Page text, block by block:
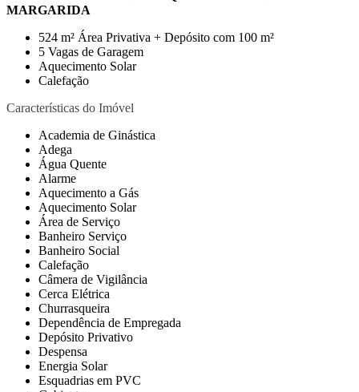
MARGARIDA
524 m² Área Privativa + Depósito com 100 m²
5 Vagas de Garagem
Aquecimento Solar
Calefação
Características do Imóvel
Academia de Ginástica
Adega
Água Quente
Alarme
Aquecimento a Gás
Aquecimento Solar
Área de Serviço
Banheiro Serviço
Banheiro Social
Calefação
Câmera de Vigilância
Cerca Elétrica
Churrasqueira
Dependência de Empregada
Depósito Privativo
Despensa
Energia Solar
Esquadrias em PVC